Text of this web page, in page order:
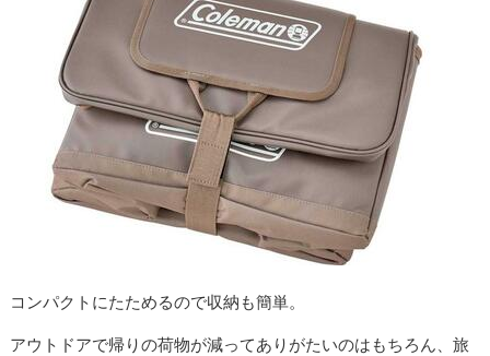
コンパクトにたためるので収納も簡単。
アウトドアで帰りの荷物が減ってありがたいのはもちろん、旅